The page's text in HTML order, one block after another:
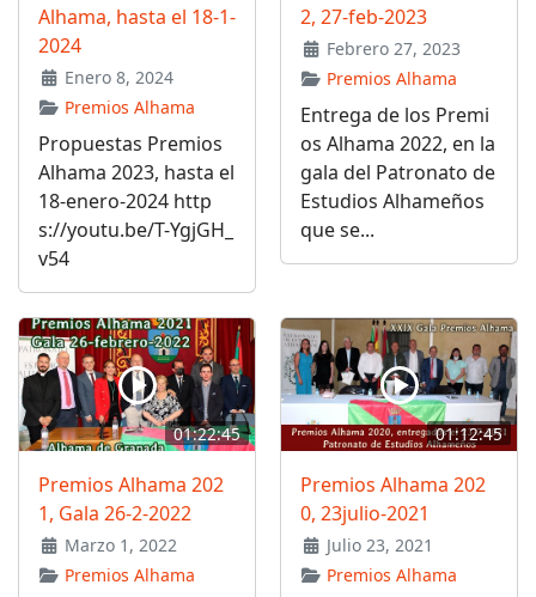
Alhama, hasta el 18-1-
2024
Enero 8, 2024
Premios Alhama
Propuestas Premios
Alhama 2023, hasta el
18-enero-2024 http
s://youtu.be/T-YgjGH_
v54
2, 27-feb-2023
Febrero 27, 2023
Premios Alhama
Entrega de los Premi
os Alhama 2022, en la
gala del Patronato de
Estudios Alhameños
que se...
01:22:45
Premios Alhama 202
1, Gala 26-2-2022
Marzo 1, 2022
Premios Alhama
01:12:45
Premios Alhama 202
0, 23julio-2021
Julio 23, 2021
Premios Alhama